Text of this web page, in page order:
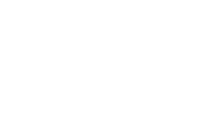
con le novità del